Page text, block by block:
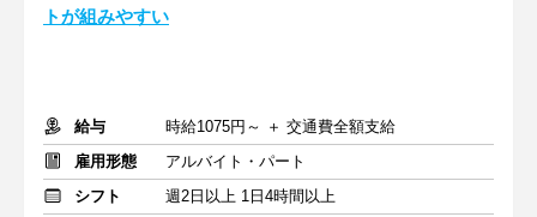
トが組みやすい
給与
時給1075円～ ＋ 交通費全額支給
雇用形態
アルバイト・パート
シフト
週2日以上 1日4時間以上